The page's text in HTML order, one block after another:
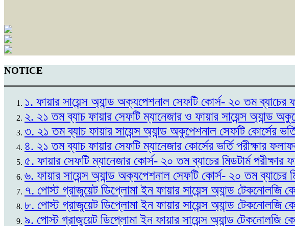
NOTICE
১. ফায়ার সায়েন্স অ্যান্ড অক্যপেশনাল সেফটি কোর্স- ২০ তম
২. ২১ তম ব্যাচ ফায়ার সেফটি ম্যানেজার ও ফায়ার সায়েন্স অ্যান্ড
৩. ২১ তম ব্যাচ ফায়ার সায়েন্স অ্যান্ড অকুপেশনাল সেফটি কোর্সের
৪. ২১ তম ব্যাচ ফায়ার সেফটি ম্যানেজার কোর্সের ভর্তি পরীক্ষার
৫. ফায়ার সেফটি ম্যানেজার কোর্স- ২০ তম ব্যাচের মিডটার্ম
৬. ফায়ার সায়েন্স অ্যান্ড অক্যপেশনাল সেফটি কোর্স- ২০ তম
৭. পোস্ট গ্রাজুয়েট ডিপ্লোমা ইন ফায়ার সায়েন্স অ্যান্ড
৮. পোস্ট গ্রাজুয়েট ডিপ্লোমা ইন ফায়ার সায়েন্স অ্যান্ড টেকনোলজি
৯. পোস্ট গ্রাজুয়েট ডিপ্লোমা ইন ফায়ার সায়েন্স অ্যান্ড টেকনোলজি